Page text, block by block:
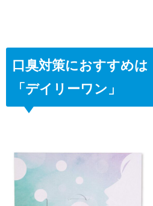
口臭対策におすすめは
「デイリーワン」